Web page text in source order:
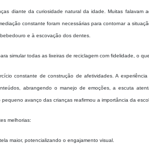
diante da curiosidade natural da idade. Muitas falavam
constante foram necessárias para contornar a
e à escovação dos dentes.
simular todas as lixeiras de reciclagem com fidelidade, o
constante de construção de afetividades. A
abrangendo o manejo de emoções, a escuta
avanço das crianças reafirmou a importância da
melhorias:
maior, potencializando o engajamento visual.